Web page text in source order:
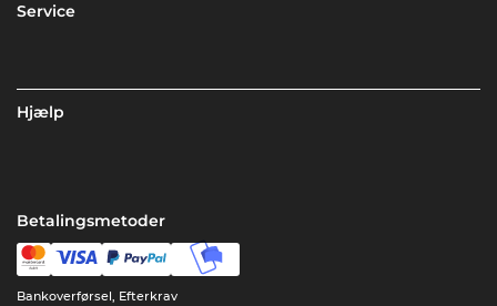
Service
Hjælp
Betalingsmetoder
Bankoverførsel, Efterkrav